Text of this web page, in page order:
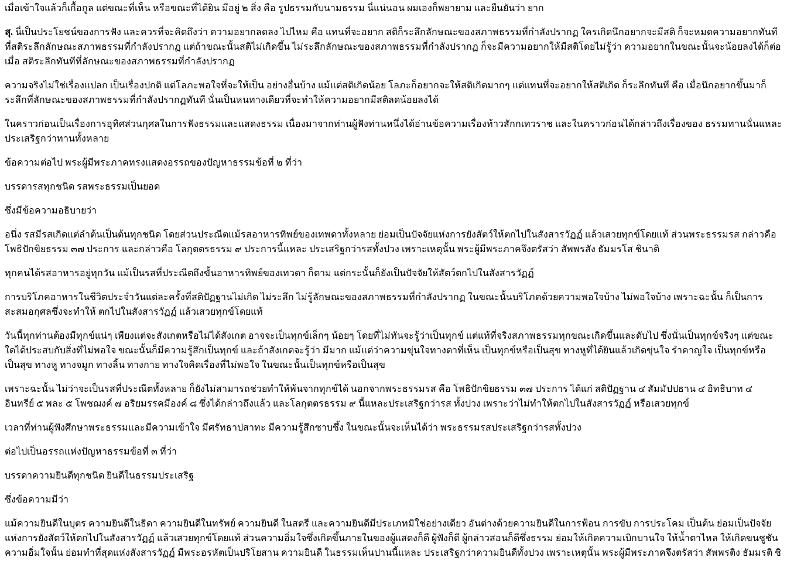
เมื่อเข้าใจแล้วก็เกื้อกูล แต่ขณะที่เห็น หรือขณะที่ได้ยิน มีอยู่ ๒ สิ่ง คือ รูปธรรมกับนามธรรม นี่แน่นอน ผมเองก็พยายาม และยืนยันว่า ยาก
สุ. นี่เป็นประโยชน์ของการฟัง และควรที่จะคิดถึงว่า ความอยากลดลง ไปไหม คือ แทนที่จะอยาก สติก็ระลึกลักษณะของสภาพธรรมที่กำลังปรากฏ ใครเกิดนึกอยากจะมีสติ ก็จะหมดความอยากทันที
ที่สติระลึกลักษณะสภาพธรรมที่กำลังปรากฏ แต่ถ้าขณะนั้นสติไม่เกิดขึ้น ไม่ระลึกลักษณะของสภาพธรรมที่กำลังปรากฏ ก็จะมีความอยากให้มีสติโดยไม่รู้ว่า ความอยากในขณะนั้นจะน้อยลงได้ก็ต่อ
เมื่อ สติระลึกทันทีที่ลักษณะของสภาพธรรมที่กำลังปรากฏ
ความจริงไม่ใช่เรื่องแปลก เป็นเรื่องปกติ แต่โลภะพอใจที่จะให้เป็น อย่างอื่นบ้าง แม้แต่สติเกิดน้อย โลภะก็อยากจะให้สติเกิดมากๆ แต่แทนที่จะอยากให้สติเกิด ก็ระลึกทันที คือ เมื่อนึกอยากขึ้นมาก็
ระลึกที่ลักษณะของสภาพธรรมที่กำลังปรากฏทันที นั่นเป็นหนทางเดียวที่จะทำให้ความอยากมีสติลดน้อยลงได้
ในคราวก่อนเป็นเรื่องการอุทิศส่วนกุศลในการฟังธรรมและแสดงธรรม เนื่องมาจากท่านผู้ฟังท่านหนึ่งได้อ่านข้อความเรื่องท้าวสักกเทวราช และในคราวก่อนได้กล่าวถึงเรื่องของ ธรรมทานนั่นแหละ
ประเสริฐกว่าทานทั้งหลาย
ข้อความต่อไป พระผู้มีพระภาคทรงแสดงอรรถของปัญหาธรรมข้อที่ ๒ ที่ว่า
บรรดารสทุกชนิด รสพระธรรมเป็นยอด
ซึ่งมีข้อความอธิบายว่า
อนึ่ง รสมีรสเกิดแต่ลำต้นเป็นต้นทุกชนิด โดยส่วนประณีตแม้รสอาหารทิพย์ของเทพดาทั้งหลาย ย่อมเป็นปัจจัยแห่งการยังสัตว์ให้ตกไปในสังสารวัฏฏ์ แล้วเสวยทุกข์โดยแท้ ส่วนพระธรรมรส กล่าวคือ
โพธิปักขิยธรรม ๓๗ ประการ และกล่าวคือ โลกุตตรธรรม ๙ ประการนี้แหละ ประเสริฐกว่ารสทั้งปวง เพราะเหตุนั้น พระผู้มีพระภาคจึงตรัสว่า สัพพรสัง ธัมมรโส ชินาติ
ทุกคนได้รสอาหารอยู่ทุกวัน แม้เป็นรสที่ประณีตถึงขั้นอาหารทิพย์ของเทวดา ก็ตาม แต่กระนั้นก็ยังเป็นปัจจัยให้สัตว์ตกไปในสังสารวัฏฏ์
การบริโภคอาหารในชีวิตประจำวันแต่ละครั้งที่สติปัฏฐานไม่เกิด ไม่ระลึก ไม่รู้ลักษณะของสภาพธรรมที่กำลังปรากฏ ในขณะนั้นบริโภคด้วยความพอใจบ้าง ไม่พอใจบ้าง เพราะฉะนั้น ก็เป็นการ
สะสมอกุศลซึ่งจะทำให้ ตกไปในสังสารวัฏฏ์ แล้วเสวยทุกข์โดยแท้
วันนี้ทุกท่านต้องมีทุกข์แน่ๆ เพียงแต่จะสังเกตหรือไม่ได้สังเกต อาจจะเป็นทุกข์เล็กๆ น้อยๆ โดยที่ไม่ทันจะรู้ว่าเป็นทุกข์ แต่แท้ที่จริงสภาพธรรมทุกขณะเกิดขึ้นและดับไป ซึ่งนั่นเป็นทุกข์จริงๆ แต่ขณะ
ใดได้ประสบกับสิ่งที่ไม่พอใจ ขณะนั้นก็มีความรู้สึกเป็นทุกข์ และถ้าสังเกตจะรู้ว่า มีมาก แม้แต่ว่าความขุ่นใจทางตาที่เห็น เป็นทุกข์หรือเป็นสุข ทางหูที่ได้ยินแล้วเกิดขุ่นใจ รำคาญใจ เป็นทุกข์หรือ
เป็นสุข ทางหู ทางจมูก ทางลิ้น ทางกาย ทางใจคิดเรื่องที่ไม่พอใจ ในขณะนั้นเป็นทุกข์หรือเป็นสุข
เพราะฉะนั้น ไม่ว่าจะเป็นรสที่ประณีตทั้งหลาย ก็ยังไม่สามารถช่วยทำให้พ้นจากทุกข์ได้ นอกจากพระธรรมรส คือ โพธิปักขิยธรรม ๓๗ ประการ ได้แก่ สติปัฏฐาน ๔ สัมมัปปธาน ๔ อิทธิบาท ๔
อินทรีย์ ๕ พละ ๕ โพชฌงค์ ๗ อริยมรรคมีองค์ ๘ ซึ่งได้กล่าวถึงแล้ว และโลกุตตรธรรม ๙ นี้แหละประเสริฐกว่ารส ทั้งปวง เพราะว่าไม่ทำให้ตกไปในสังสารวัฏฏ์ หรือเสวยทุกข์
เวลาที่ท่านผู้ฟังศึกษาพระธรรมและมีความเข้าใจ มีศรัทธาปสาทะ มีความรู้สึกซาบซึ้ง ในขณะนั้นจะเห็นได้ว่า พระธรรมรสประเสริฐกว่ารสทั้งปวง
ต่อไปเป็นอรรถแห่งปัญหาธรรมข้อที่ ๓ ที่ว่า
บรรดาความยินดีทุกชนิด ยินดีในธรรมประเสริฐ
ซึ่งข้อความมีว่า
แม้ความยินดีในบุตร ความยินดีในธิดา ความยินดีในทรัพย์ ความยินดี ในสตรี และความยินดีมีประเภทมิใช่อย่างเดียว อันต่างด้วยความยินดีในการฟ้อน การขับ การประโคม เป็นต้น ย่อมเป็นปัจจัย
แห่งการยังสัตว์ให้ตกไปในสังสารวัฏฏ์ แล้วเสวยทุกข์โดยแท้ ส่วนความอิ่มใจซึ่งเกิดขึ้นภายในของผู้แสดงก็ดี ผู้ฟังก็ดี ผู้กล่าวสอนก็ดีซึ่งธรรม ย่อมให้เกิดความเบิกบานใจ ให้น้ำตาไหล ให้เกิดขนชูชัน
ความอิ่มใจนั้น ย่อมทำที่สุดแห่งสังสารวัฏฏ์ มีพระอรหัตเป็นปริโยสาน ความยินดี ในธรรมเห็นปานนี้แหละ ประเสริฐกว่าความยินดีทั้งปวง เพราะเหตุนั้น พระผู้มีพระภาคจึงตรัสว่า สัพพรติง ธัมมรติ ชิ